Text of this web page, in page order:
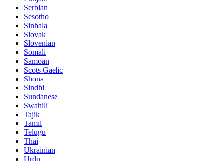
Serbian
Sesotho
Sinhala
Slovak
Slovenian
Somali
Samoan
Scots Gaelic
Shona
Sindhi
Sundanese
Swahili
Tajik
Tamil
Telugu
Thai
Ukrainian
Urdu